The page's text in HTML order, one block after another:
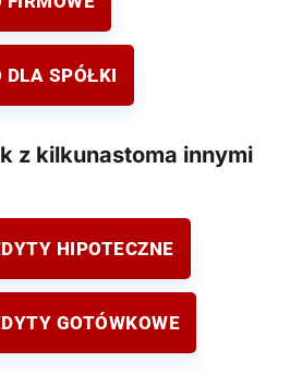
DLA SPÓŁKI
z kilkunastoma innymi
HIPOTECZNE
GOTÓWKOWE